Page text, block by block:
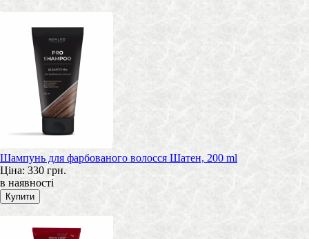
Шампунь для фарбованого волосся Шатен, 200 ml
Ціна: 330 грн.
в наявності